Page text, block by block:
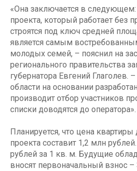
«Она заключается в следующем:
проекта, который работает без
строятся под ключ средней
является самым
молодых семей, – пояснил на
регионального правительства
губернатора Евгений Глаголев.
области на основании
производит отбор участников
списки доводятся до оператора».
Планируется, что цена квартиры
проекта составит 1,2 млн
рублей за 1 кв. м. Будущие
вносят первоначальный взнос –